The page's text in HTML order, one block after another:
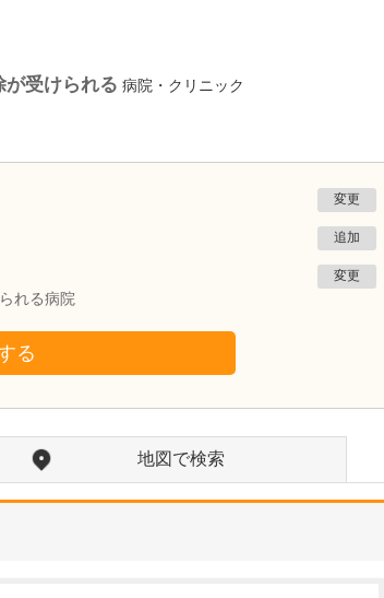
受けられる 病院・クリニック
変更
追加
れる病院
変更
る
地図で検索
福岡天神内視鏡クリニック 消化器福岡博多院
秋山 祖久院長
今後の展望について教えてください。
まず九州でナンバーワン